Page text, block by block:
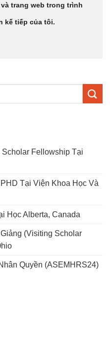
trang web trong trình
kế tiếp của tôi.
Scholar Fellowship Tại
Tại Viện Khoa Học Và
Học Alberta, Canada
(Visiting Scholar
Quyền (ASEMHRS24)